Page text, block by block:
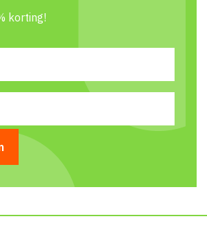
korting!